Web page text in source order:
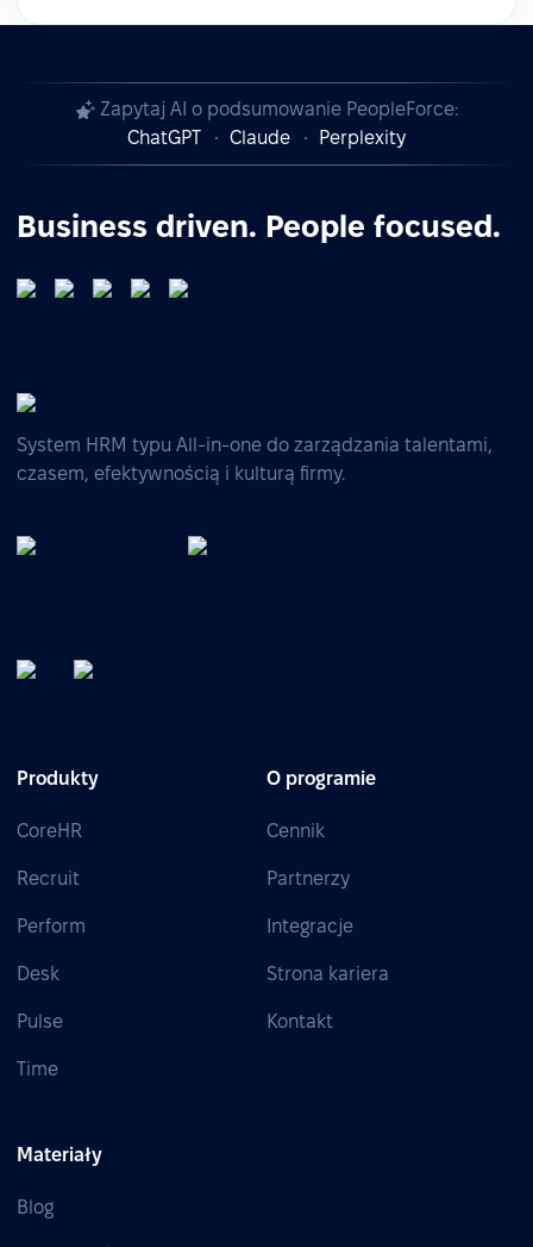
Zapytaj AI o podsumowanie PeopleForce:
ChatGPT
Claude Perplexity
Business driven. People focused.
System HRM typu All-in-one do zarządzania talentami,
czasem, efektywnością i kulturą firmy.
Produkty
CoreHR
Recruit
Perform
Desk
Pulse
Time
O programie
Cennik
Partnerzy
Integracje
Strona kariera
Kontakt
Materiały
Blog